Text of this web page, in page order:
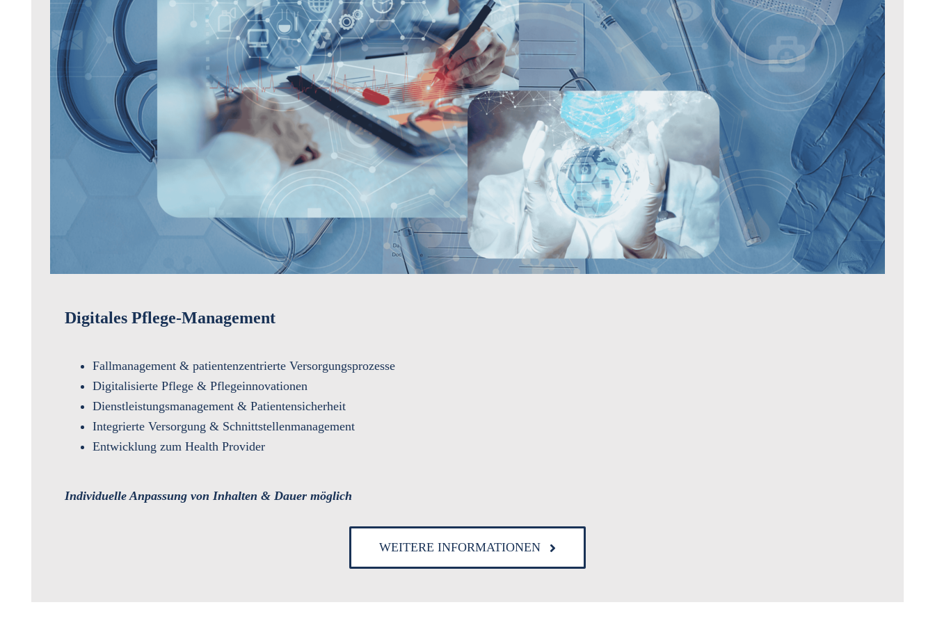
Digitales Pflege-Management
Fallmanagement & patientenzentrierte Versorgungsprozesse
Digitalisierte Pflege & Pflegeinnovationen
Dienstleistungsmanagement & Patientensicherheit
Integrierte Versorgung & Schnittstellenmanagement
Entwicklung zum Health Provider
Individuelle Anpassung von Inhalten & Dauer möglich
WEITERE INFORMATIONEN